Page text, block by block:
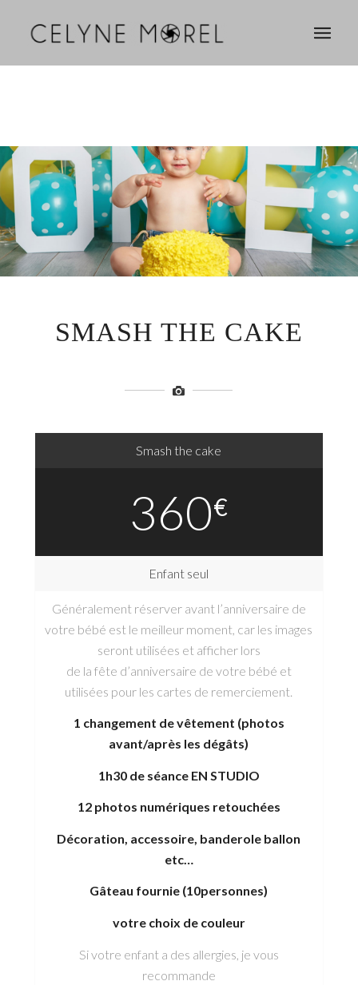
SMASH THE CAKE
Smash the cake
360€
Enfant seul
Généralement réserver avant l’anniversaire de
votre bébé est le meilleur moment, car les images
seront utilisées et afficher lors
de la fête d’anniversaire de votre bébé et
utilisées pour les cartes de remerciement.
1 changement de vêtement (photos
avant/après les dégâts)
1h30 de séance EN STUDIO
12 photos numériques retouchées
Décoration, accessoire, banderole ballon
etc…
Gâteau fournie (10personnes)
votre choix de couleur
Si votre enfant a des allergies, je vous
recommande